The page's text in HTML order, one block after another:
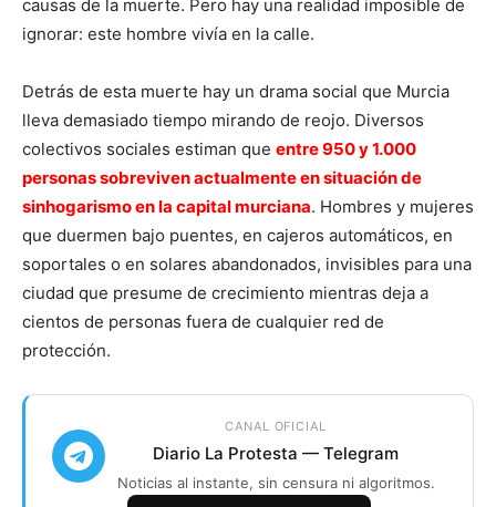
causas de la muerte. Pero hay una realidad imposible de
ignorar: este hombre vivía en la calle.
Detrás de esta muerte hay un drama social que Murcia
lleva demasiado tiempo mirando de reojo. Diversos
colectivos sociales estiman que entre 950 y 1.000
personas sobreviven actualmente en situación de
sinhogarismo en la capital murciana. Hombres y mujeres
que duermen bajo puentes, en cajeros automáticos, en
soportales o en solares abandonados, invisibles para una
ciudad que presume de crecimiento mientras deja a
cientos de personas fuera de cualquier red de
protección.
CANAL OFICIAL
Diario La Protesta — Telegram
Noticias al instante, sin censura ni algoritmos.